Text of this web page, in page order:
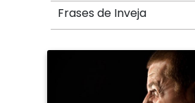
Frases de Inveja